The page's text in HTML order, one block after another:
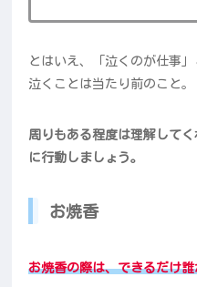
とはいえ、「泣くのが仕事
泣くことは当たり前のこと。
周りもある程度は理解して
に行動しましょう。
お焼香
お焼香の際は、できるだけ